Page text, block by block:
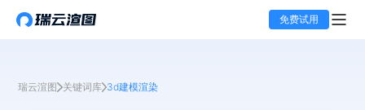
免费试用
瑞云渲图 关键词库 3d建模渲染